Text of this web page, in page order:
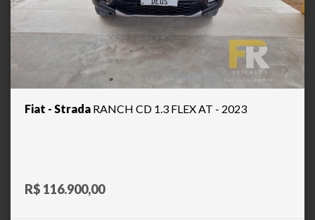
Fiat - Strada RANCH CD 1.3 FLEX AT - 2023
R$ 116.900,00